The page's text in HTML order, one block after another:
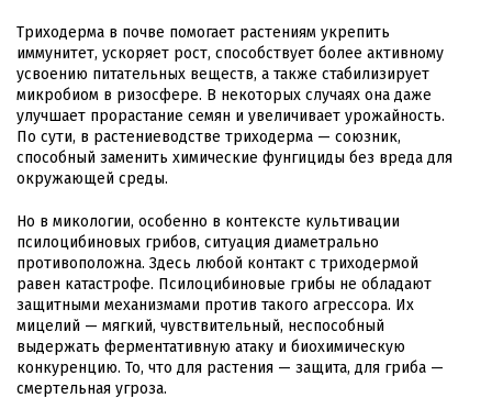
Триходерма в почве помогает растениям укрепить
иммунитет, ускоряет рост, способствует более активному
усвоению питательных веществ, а также стабилизирует
микробиом в ризосфере. В некоторых случаях она даже
улучшает прорастание семян и увеличивает урожайность.
По сути, в растениеводстве триходерма — союзник,
способный заменить химические фунгициды без вреда для
окружающей среды.
Но в микологии, особенно в контексте культивации
псилоцибиновых грибов, ситуация диаметрально
противоположна. Здесь любой контакт с триходермой
равен катастрофе. Псилоцибиновые грибы не обладают
защитными механизмами против такого агрессора. Их
мицелий — мягкий, чувствительный, неспособный
выдержать ферментативную атаку и биохимическую
конкуренцию. То, что для растения — защита, для гриба —
смертельная угроза.